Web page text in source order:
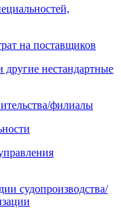
на поставщиков
другие нестандартные
филиалы
судопроизводства/